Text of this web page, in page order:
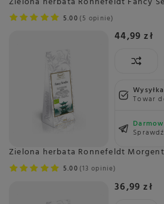
5.00 5 opinie
44,99 zł
Towar
Zielona herbata Ronnefeldt
5.00 13 opinie
36,99 zł